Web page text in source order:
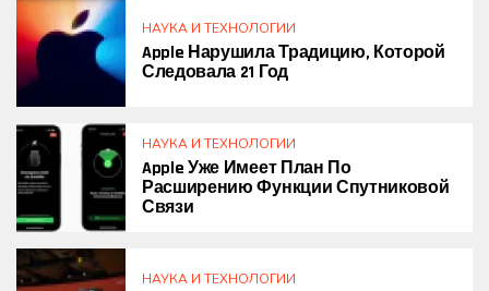
НАУКА И ТЕХНОЛОГИИ
Apple Нарушила Традицию, Которой
Следовала 21 Год
НАУКА И ТЕХНОЛОГИИ
Apple Уже Имеет План По
Расширению Функции Спутниковой
Связи
НАУКА И ТЕХНОЛОГИИ